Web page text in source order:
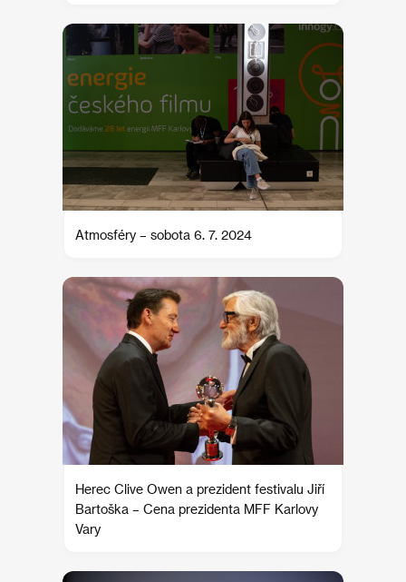
Atmosféry – sobota 6. 7. 2024
Herec Clive Owen a prezident festivalu Jiří
Bartoška – Cena prezidenta MFF Karlovy
Vary